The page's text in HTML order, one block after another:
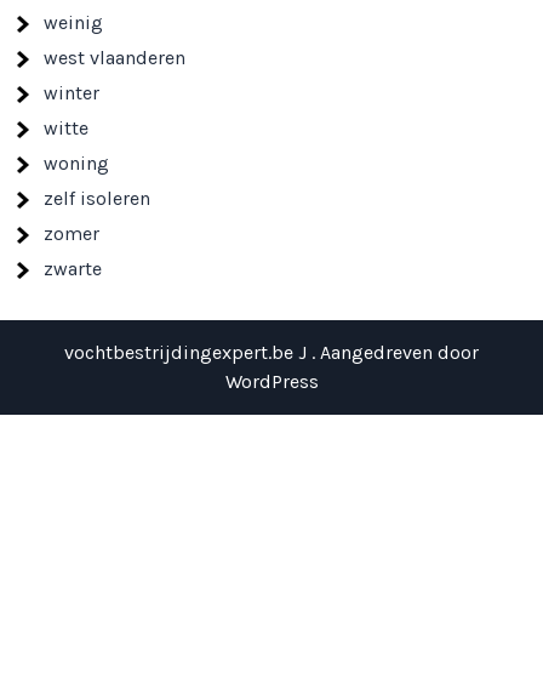
weinig
west vlaanderen
winter
witte
woning
zelf isoleren
zomer
zwarte
vochtbestrijdingexpert.be J . Aangedreven door
WordPress